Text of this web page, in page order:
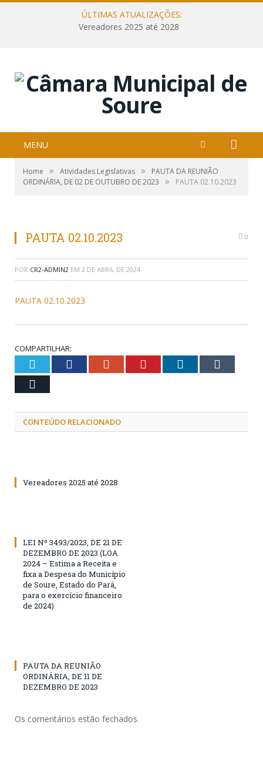
ÚLTIMAS ATUALIZAÇÕES:
Vereadores 2025 até 2028
MENU
Home » Atividades Legislativas »
PAUTA DA REUNIÃO
ORDINÁRIA, DE 02 DE OUTUBRO DE 2023
» PAUTA 02.10.2023
PAUTA 02.10.2023 0
POR CR2-ADMIN2 EM 2 DE ABRIL DE 2024
PAUTA 02.10.2023
COMPARTILHAR:
Twitter Facebook Google+ Pinterest LinkedIn
CONTEÚDO RELACIONADO
Vereadores 2025 até 2028
LEI Nº 3493/2023, DE 21 DE
DEZEMBRO DE 2023 (LOA
2024 – Estima a Receita e
fixa a Despesa do Município
de Soure, Estado do Pará,
para o exercício financeiro
de 2024)
PAUTA DA REUNIÃO
ORDINÁRIA, DE 11 DE
DEZEMBRO DE 2023
Os comentários estão fechados.